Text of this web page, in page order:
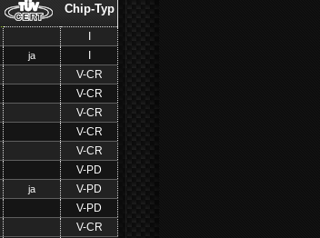
Chip-Typ
I
ja I
V-CR
V-CR
V-CR
V-CR
V-CR
V-PD
ja V-PD
V-PD
V-CR